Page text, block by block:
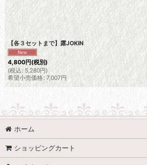
【各３セットまで】露JOKIN
4,800円(税別)
(税込 : 5,280円)
希望小売価格: 7,007円
ホーム
ショッピングカート